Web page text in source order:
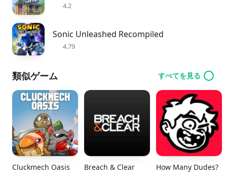
4.2
Sonic Unleashed Recompiled
4.79
類似ゲーム すべてを見る
Cluckmech Oasis Breach & Clear How Many Dudes?